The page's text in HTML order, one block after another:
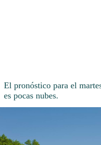
El pronóstico para el
es pocas nubes.